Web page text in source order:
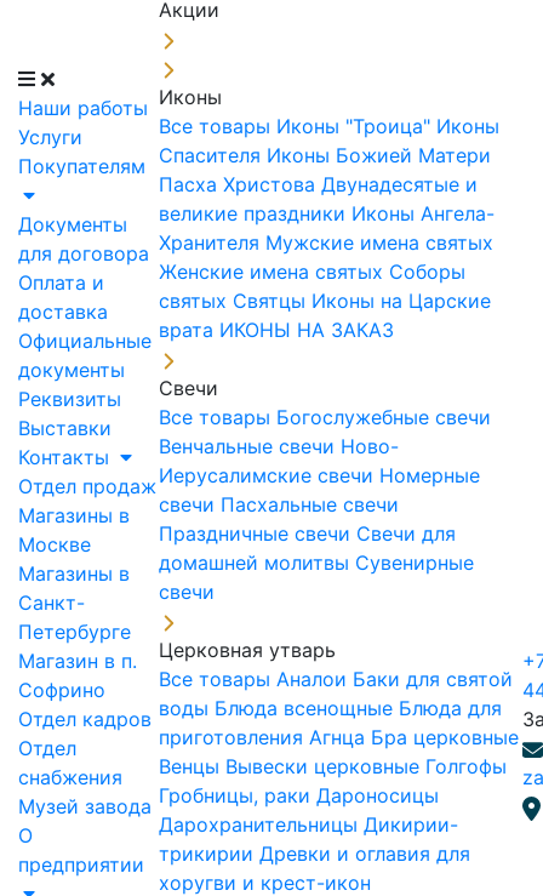
Наши работы
Услуги
Покупателям
Документы
для договора
Оплата и
доставка
Официальные
документы
Реквизиты
Выставки
Контакты
Отдел продаж
Магазины в
Москве
Магазины в
Санкт-
Петербурге
Магазин в п.
Софрино
Отдел кадров
Отдел
снабжения
Музей завода
О
предприятии
Акции
Иконы
Все товары Иконы "Троица" Иконы
Спасителя Иконы Божией Матери
Пасха Христова Двунадесятые и
великие праздники Иконы Ангела-
Хранителя Мужские имена святых
Женские имена святых Соборы
святых Святцы Иконы на Царские
врата ИКОНЫ НА ЗАКАЗ
Свечи
Все товары Богослужебные свечи
Венчальные свечи Ново-
Иерусалимские свечи Номерные
свечи Пасхальные свечи
Праздничные свечи Свечи для
домашней молитвы Сувенирные
свечи
Церковная утварь
Все товары Аналои Баки для святой
воды Блюда всенощные Блюда для
приготовления Агнца Бра церковные
Венцы Вывески церковные Голгофы
Гробницы, раки Дароносицы
Дарохранительницы Дикирии-
трикирии Древки и оглавия для
хоругви и крест-икон